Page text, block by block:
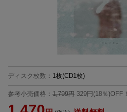
ディスク枚数 ： 1枚(CD1枚)
参考小売価格： 1,799円 329円(18％)OFF！